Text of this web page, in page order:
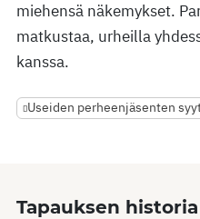
miehensä näkemykset.
matkustaa, urheilla
kanssa.
Useiden perheenjäsenten
Tapauksen historia